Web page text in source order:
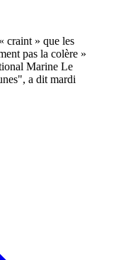
Marine Le
a dit mardi